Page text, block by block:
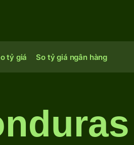
tỷ giá So tỷ giá ngân hàng